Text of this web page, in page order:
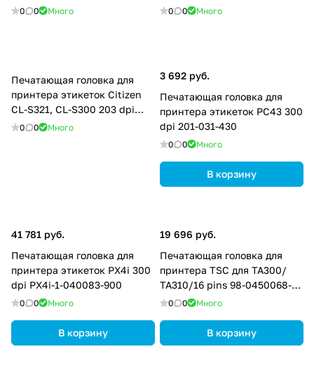
P1112640-240
0 0 Много
JM14706-0
0 0 Много
Печатающая головка для
принтера этикеток Citizen
CL-S321, CL-S300 203 dpi
PPM80012-00
0 0 Много
3 692 руб.
Печатающая головка для
принтера этикеток PC43 300
dpi 201-031-430
0 0 Много
В корзину
41 781 руб.
Печатающая головка для
принтера этикеток PX4i 300
dpi PX4i-1-040083-900
0 0 Много
В корзину
19 696 руб.
Печатающая головка для
принтера TSC для TA300/
ТА310/16 pins 98-0450068-
00LF
0 0 Много
В корзину